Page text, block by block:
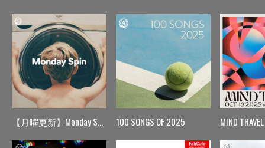
【月曜更新】Monday Spin 100 SONGS OF 2025 MIND TRAVEL